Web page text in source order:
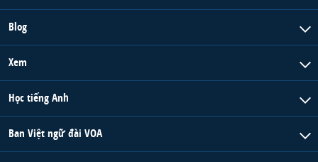
Blog
Xem
Học tiếng Anh
Ban Việt ngữ đài VOA